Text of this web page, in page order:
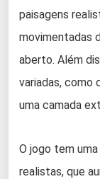
paisagens
movimentadas
aberto. Além
variadas, como
uma camada
O jogo tem
realistas, que